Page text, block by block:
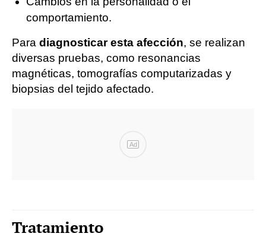
comportamiento.
Para diagnosticar esta afección, se realizan
diversas pruebas, como resonancias
magnéticas, tomografías computarizadas y
biopsias del tejido afectado.
Ad
Tratamiento